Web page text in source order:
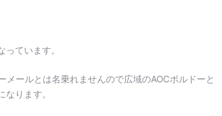
ています。
ールとは名乗れませんので広域のAOCボルドーと
ります。